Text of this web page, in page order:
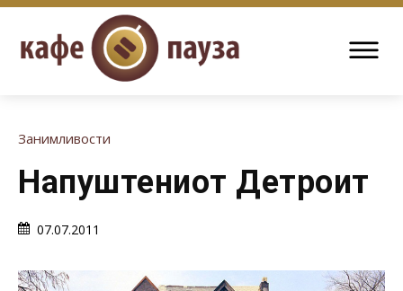
Занимливости
Напуштениот Детроит
07.07.2011